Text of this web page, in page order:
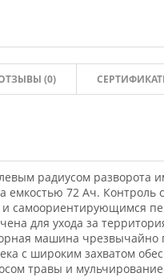
(0)
радиусом разворота
емкостью 72 Ач. Контроль
и самоориентирующимся
для ухода за
машина чрезвычайно
с широким захватом
травы и